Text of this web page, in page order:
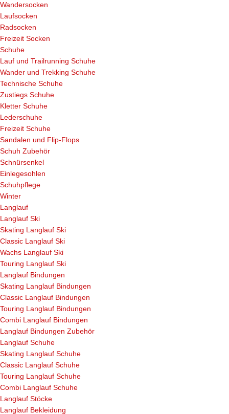
Wandersocken
Laufsocken
Radsocken
Freizeit Socken
Schuhe
Lauf und Trailrunning Schuhe
Wander und Trekking Schuhe
Technische Schuhe
Zustiegs Schuhe
Kletter Schuhe
Lederschuhe
Freizeit Schuhe
Sandalen und Flip-Flops
Schuh Zubehör
Schnürsenkel
Einlegesohlen
Schuhpflege
Winter
Langlauf
Langlauf Ski
Skating Langlauf Ski
Classic Langlauf Ski
Wachs Langlauf Ski
Touring Langlauf Ski
Langlauf Bindungen
Skating Langlauf Bindungen
Classic Langlauf Bindungen
Touring Langlauf Bindungen
Combi Langlauf Bindungen
Langlauf Bindungen Zubehör
Langlauf Schuhe
Skating Langlauf Schuhe
Classic Langlauf Schuhe
Touring Langlauf Schuhe
Combi Langlauf Schuhe
Langlauf Stöcke
Langlauf Bekleidung